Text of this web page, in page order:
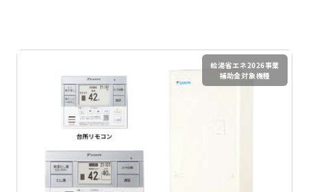
給湯省エネ2026事業
補助金対象機種